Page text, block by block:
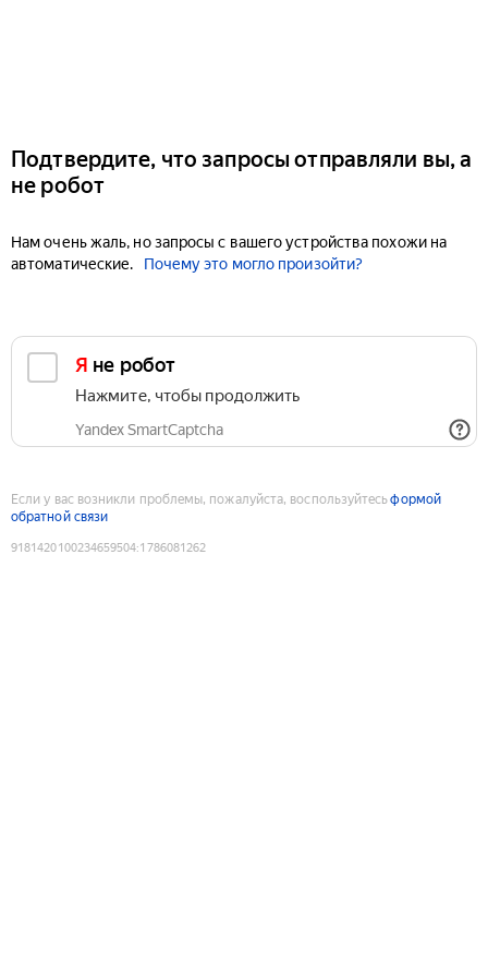
Подтвердите, что запросы отправляли вы, а
не робот
Нам очень жаль, но запросы с вашего устройства похожи на
автоматические.
Почему это могло произойти?
Я не робот
Нажмите, чтобы продолжить
Yandex SmartCaptcha
Если у вас возникли проблемы, пожалуйста, воспользуйтесьформой
обратной связи
9181420100234659504:1786081262